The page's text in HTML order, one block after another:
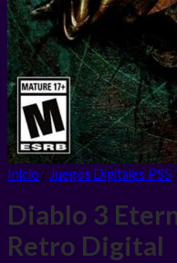
Inicio / Juegos Digitales PS5
Diablo 3
Retro Digital